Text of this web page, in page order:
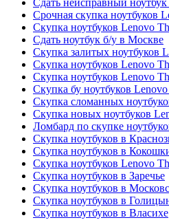
Сдать неисправный
Срочная скупка ноутбуков
Скупка ноутбуков Lenovo
Сдать ноутбук б/у в Москве
Скупка залитых ноутбуков
Скупка ноутбуков Lenovo
Скупка ноутбуков Lenovo
Скупка бу ноутбуков
Скупка сломанных
Скупка новых ноутбуков
Ломбард по скупке
Скупка ноутбуков в
Скупка ноутбуков в
Скупка ноутбуков Lenovo
Скупка ноутбуков в Заречье
Скупка ноутбуков в
Скупка ноутбуков в
Скупка ноутбуков в Власихе